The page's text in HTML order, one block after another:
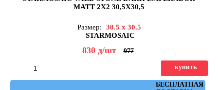
MATT 2X2 30,5X30,5
Размер:
30.5 x 30.5
STARMOSAIC
830 д/шт 977
БЕСПЛАТНАЯ
купить